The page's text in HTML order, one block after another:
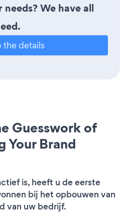
We have all
the details
Guesswork of
Your Brand
is, heeft u de eerste
bij het opbouwen van
van uw bedrijf.